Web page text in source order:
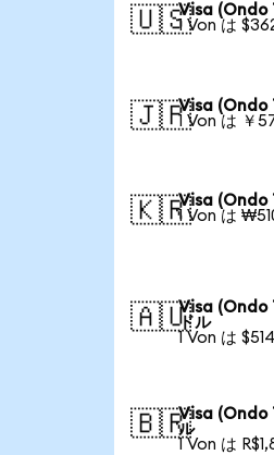
🇺🇸Visa (Ondo
1 Von は
🇯🇵Visa (Ondo
1 Von は ￥
🇰🇷Visa (Ondo
1 Von は
🇦🇺Visa (Ondo
ドル
1 Von は
🇧🇷Visa (Ondo
ル
1 Von は